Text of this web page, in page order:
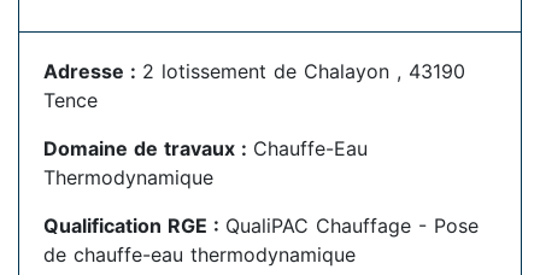
Adresse : 2 lotissement de Chalayon , 43190
Tence
Domaine de travaux : Chauffe-Eau
Thermodynamique
Qualification RGE : QualiPAC Chauffage - Pose
de chauffe-eau thermodynamique